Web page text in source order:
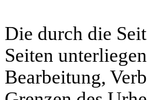
Die durch die
Seiten
Bearbeitung,